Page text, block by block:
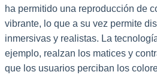
ha permitido una reproducción de
vibrante, lo que a su vez permite
inmersivas y realistas. La
ejemplo, realzan los matices y
que los usuarios perciban los